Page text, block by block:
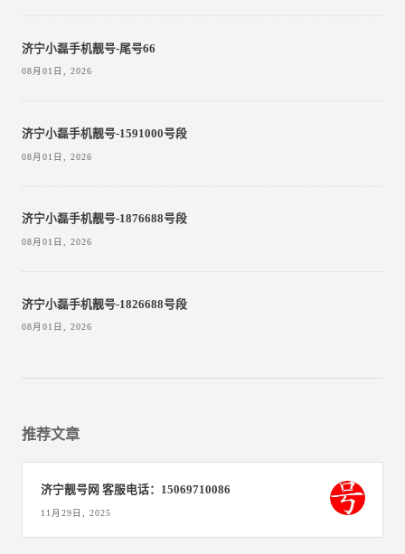
济宁小磊手机靓号-尾号66
08月01日, 2026
济宁小磊手机靓号-1591000号段
08月01日, 2026
济宁小磊手机靓号-1876688号段
08月01日, 2026
济宁小磊手机靓号-1826688号段
08月01日, 2026
推荐文章
济宁靓号网 客服电话：15069710086
11月29日, 2025